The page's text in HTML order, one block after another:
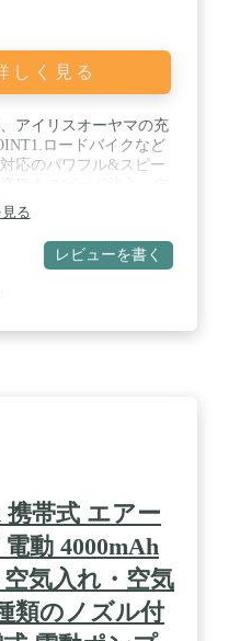
しく見る
アイリスオーヤマの充
ロードバイクなど
応のパワフル&スピー
えるパワフルな性能。
握るだけ。初心者でも
/ POINT2.ひと目でわ
ップ機能操作は簡単。1
気圧を設定3空気を注
すいソフトグリップ
クトサイズだから、車
豊富なアタッチメ
き輪用の3種類のノズ
ンスに、ボールの空気
ーに…、1台でパワフ
るパーツホルダー付
ードが絡まる心配な
びに便利なコードレス
も使える。電源を確保
器付きだから、届いた
る
レビューを書く
携帯式 エアー
動 4000mAh
空気入れ・空気
類のノズル付